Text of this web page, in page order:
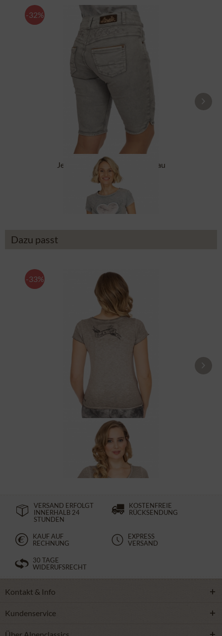
-32%
Jeans Bermuda OVIDA hellgrau
64,90 €
Dazu passt
-33%
T-Shirt BABYECUE greige
29,90 € 44,90 €
VERSAND ERFOLGT
INNERHALB 24
STUNDEN
KOSTENFREIE
RÜCKSENDUNG
KAUF AUF
RECHNUNG
EXPRESS
VERSAND
30 TAGE
WIDERUFSRECHT
Kontakt & Info
Kundenservice